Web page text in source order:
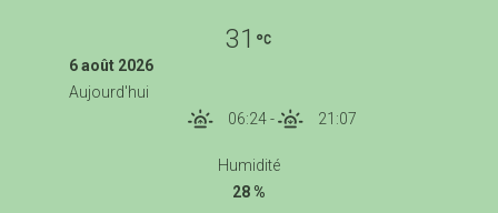
31
6 août 2026
Aujourd'hui
06:24- 21:07
Humidité
28 %